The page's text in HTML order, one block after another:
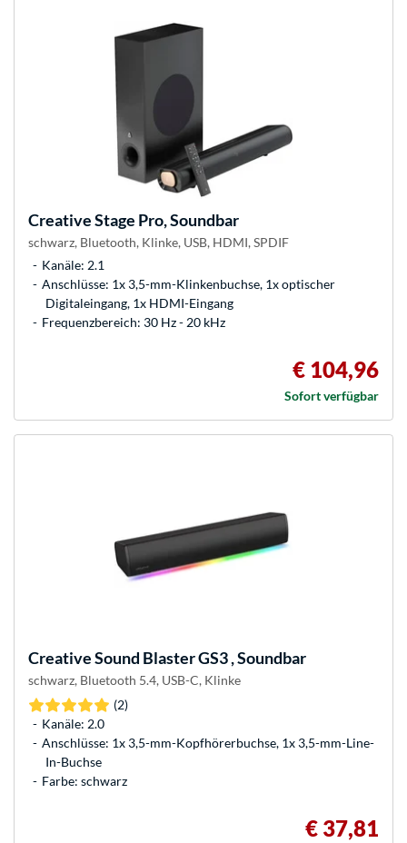
CreativeStage Pro, Soundbar
schwarz, Bluetooth, Klinke, USB, HDMI, SPDIF
Kanäle: 2.1
Anschlüsse: 1x 3,5-mm-Klinkenbuchse, 1x optischer
Digitaleingang, 1x HDMI-Eingang
Frequenzbereich: 30 Hz - 20 kHz
€ 104,96
Sofort verfügbar
CreativeSound Blaster GS3 , Soundbar
schwarz, Bluetooth 5.4, USB-C, Klinke
(2)
Kanäle: 2.0
Anschlüsse: 1x 3,5-mm-Kopfhörerbuchse, 1x 3,5-mm-Line-
In-Buchse
Farbe: schwarz
€ 37,81